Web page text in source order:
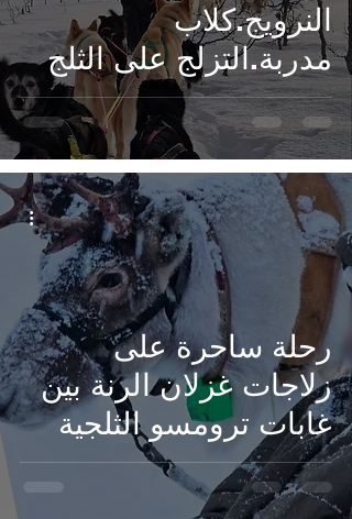
النرويج.كلاب
مدربة.التزلج على الثلج
بين الأشجار.رحلة كلاب
الهاسكي، زلاجات
خشبية، غابات ترومسو،
رحلة ساحرة على
زلاجات غزلان الرنة بين
غابات ترومسو الثلجية
غزلان الرنة، ركوب
زلاجات الرنة، غابات